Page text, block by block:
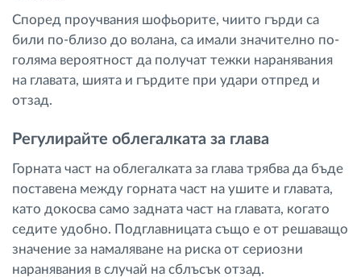
Според проучвания шофьорите, чиито гърди са
били по-близо до волана, са имали значително по-
голяма вероятност да получат тежки наранявания
на главата, шията и гърдите при удари отпред и
отзад.
Регулирайте облегалката за глава
Горната част на облегалката за глава трябва да бъде
поставена между горната част на ушите и главата,
като докосва само задната част на главата, когато
седите удобно. Подглавницата също е от решаващо
значение за намаляване на риска от сериозни
наранявания в случай на сблъсък отзад.